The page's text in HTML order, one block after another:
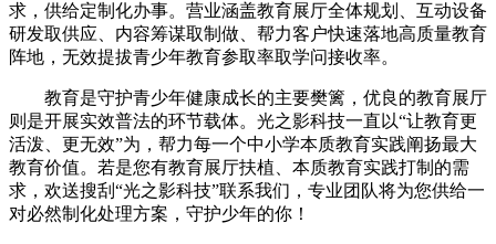
求，供给定制化办事。营业涵盖教育展厅全体规划、互动设备
研发取供应、内容筹谋取制做、帮力客户快速落地高质量教育
阵地，无效提拔青少年教育参取率取学问接收率。
教育是守护青少年健康成长的主要樊篱，优良的教育展厅
则是开展实效普法的环节载体。光之影科技一直以“让教育更
活泼、更无效”为，帮力每一个中小学本质教育实践阐扬最大
教育价值。若是您有教育展厅扶植、本质教育实践打制的需
求，欢送搜刮“光之影科技”联系我们，专业团队将为您供给一
对必然制化处理方案，守护少年的你！